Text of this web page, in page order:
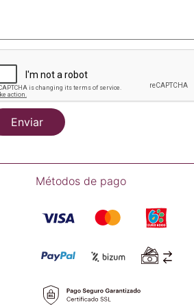
Enviar
Métodos de pago